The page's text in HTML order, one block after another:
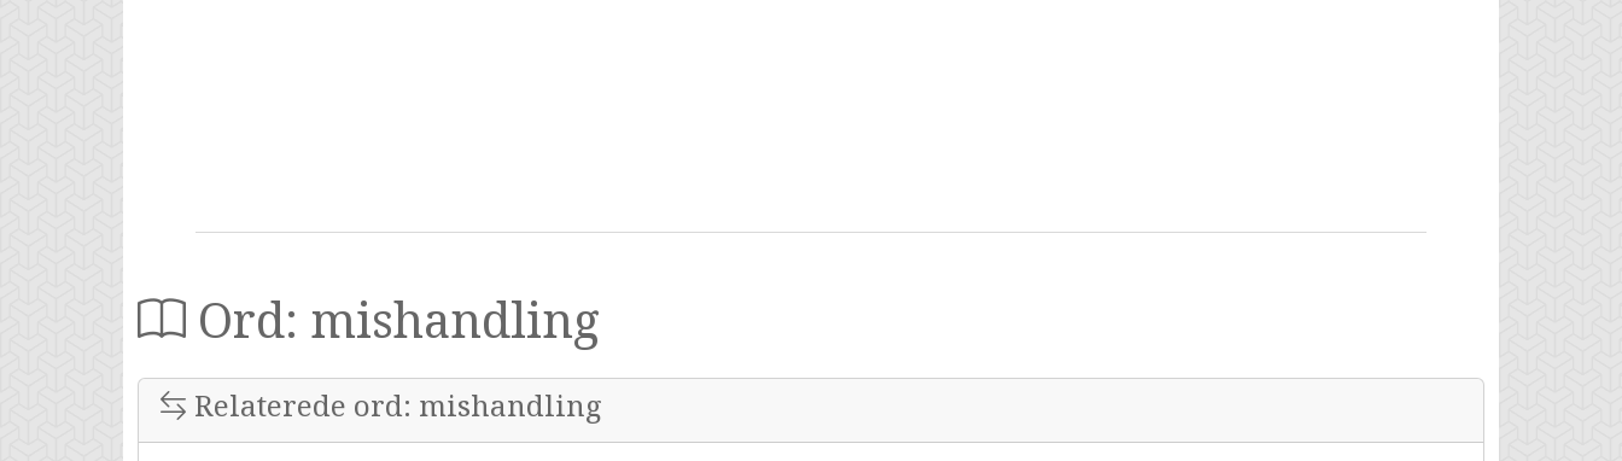
Ord: mishandling
Relaterede ord: mishandling